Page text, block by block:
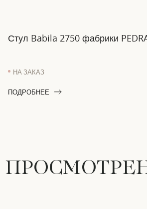
Стул Babila 2750 фабрики
НА ЗАКАЗ
ПОДРОБНЕЕ